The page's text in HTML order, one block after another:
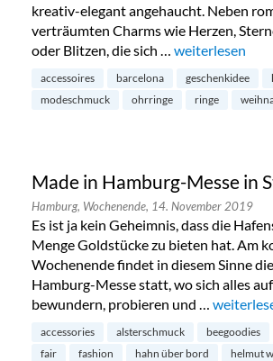
kreativ-elegant angehaucht. Neben
verträumten Charms wie Herzen,
oder Blitzen, die sich … „Luilu Pop Up
weiterlesen
accessoires barcelona geschenkidee
modeschmuck
ohrringe ringe
Made in Hamburg-Messe in
Hamburg, Wochenende, 14. November 2019
Es ist ja kein Geheimnis, dass die
Menge Goldstücke zu bieten hat. Am
Wochenende findet in diesem Sinne
Hamburg-Messe statt, wo sich alles
bewundern, probieren und … „Made in
accessories alsterschmuck beegoodies
fair
fashion hahn über bord
helmut